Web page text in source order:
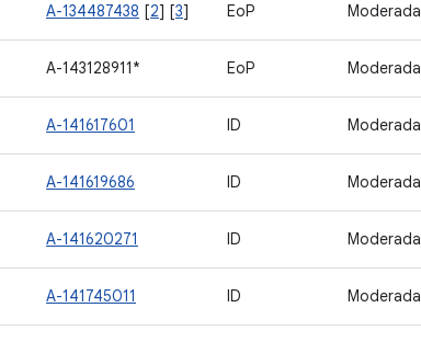
A-134487438 [2] [3] EoP Moderada
A-143128911* EoP Moderada
A-141617601 ID Moderada
A-141619686 ID Moderada
A-141620271 ID Moderada
A-141745011 ID Moderada